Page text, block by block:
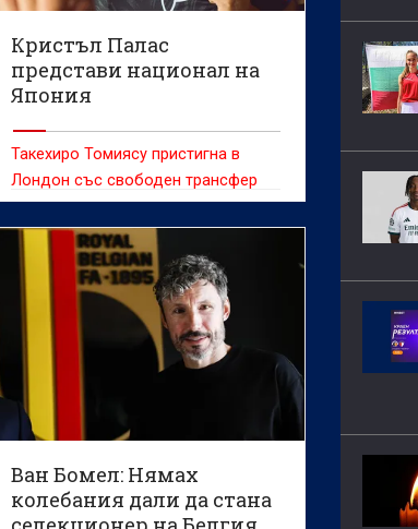
Кристъл Палас
представи национал на
Япония
Такехиро Томиясу пристигна в
Лондон със свободен трансфер
Ван Бомел: Нямах
колебания дали да стана